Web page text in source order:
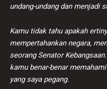
undang-undang dan menjadi
Kamu tidak tahu apakah
mempertahankan negara,
seorang Senator
kamu benar-benar
yang saya pegang.